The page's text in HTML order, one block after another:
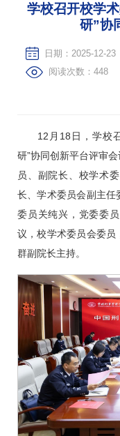
学校召开校学
研”协
日期：2025-12-23
阅读次数： 448
12月18日，学校
研”协同创新平台评审
员、副院长、校学术
长、学术委员会副主任
委员关纯兴，党委委
议，校学术委员会委员
群副院长主持。